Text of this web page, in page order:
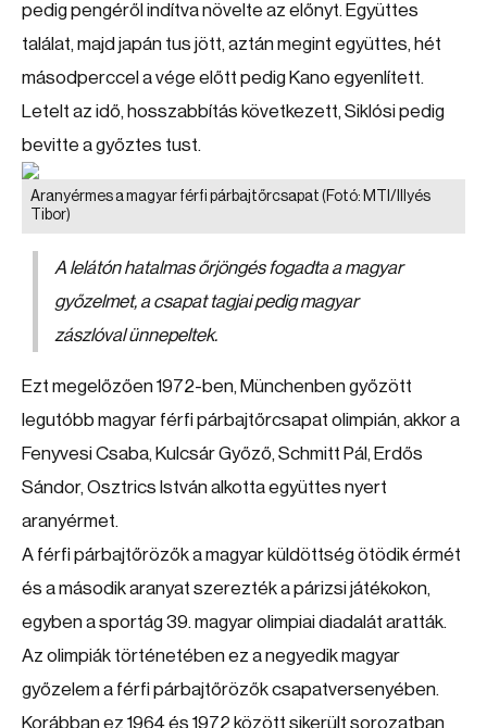
pedig pengéről indítva növelte az előnyt. Együttes
találat, majd japán tus jött, aztán megint együttes, hét
másodperccel a vége előtt pedig Kano egyenlített.
Letelt az idő, hosszabbítás következett, Siklósi pedig
bevitte a győztes tust.
Aranyérmes a magyar férfi párbajtőrcsapat (Fotó: MTI/Illyés
Tibor)
A lelátón hatalmas őrjöngés fogadta a magyar
győzelmet, a csapat tagjai pedig magyar
zászlóval ünnepeltek.
Ezt megelőzően 1972-ben, Münchenben győzött
legutóbb magyar férfi párbajtőrcsapat olimpián, akkor a
Fenyvesi Csaba, Kulcsár Győző, Schmitt Pál, Erdős
Sándor, Osztrics István alkotta együttes nyert
aranyérmet.
A férfi párbajtőrözők a magyar küldöttség ötödik érmét
és a második aranyat szerezték a párizsi játékokon,
egyben a sportág 39. magyar olimpiai diadalát aratták.
Az olimpiák történetében ez a negyedik magyar
győzelem a férfi párbajtőrözők csapatversenyében.
Korábban ez 1964 és 1972 között sikerült sorozatban